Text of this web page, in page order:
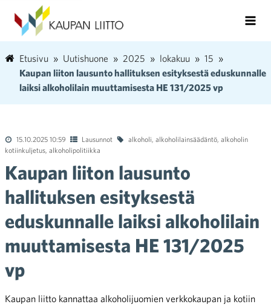
Etusivu Uutishuone 2025 lokakuu
15
Kaupan liiton lausunto hallituksen esityksestä eduskunnalle
laiksi alkoholilain muuttamisesta HE 131/2025 vp
15.10.2025 10:59 Lausunnot alkoholi, alkoholilainsäädäntö, alkoholin
kotiinkuljetus, alkoholipolitiikka
Kaupan liiton lausunto
hallituksen esityksestä
eduskunnalle laiksi alkoholilain
muuttamisesta HE 131/2025
vp
Kaupan liitto kannattaa alkoholijuomien verkkokaupan ja kotiin